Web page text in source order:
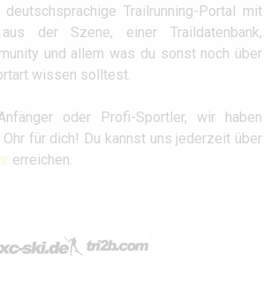
Trailrunning-Portal mit
der Szene, einer Traildatenbank,
und allem was du sonst noch über
wissen solltest.
oder Profi-Sportler, wir haben
für dich! Du kannst uns jederzeit über
erreichen.